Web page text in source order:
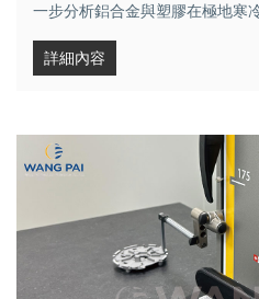
一步分析鋁合金與塑膠在極地寒
詳細內容